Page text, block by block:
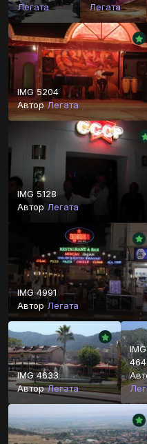
Легата
Легата
IMG 5204
АвторЛегата
IMG 5128
Автор Легата
IMG 4991
АвторЛегата
IMG 4633
АвторЛегата
IMG